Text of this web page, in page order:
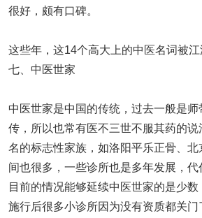
很好，颇有口碑。
这些年，这14个高大上的中医名词被江
七、中医世家
中医世家是中国的传统，过去一般是
传，所以也常有医不三世不服其药的
名的标志性家族，如洛阳平乐正骨、
间也很多，一些诊所也是多年发展，
目前的情况能够延续中医世家的是少
施行后很多小诊所因为没有资质都关